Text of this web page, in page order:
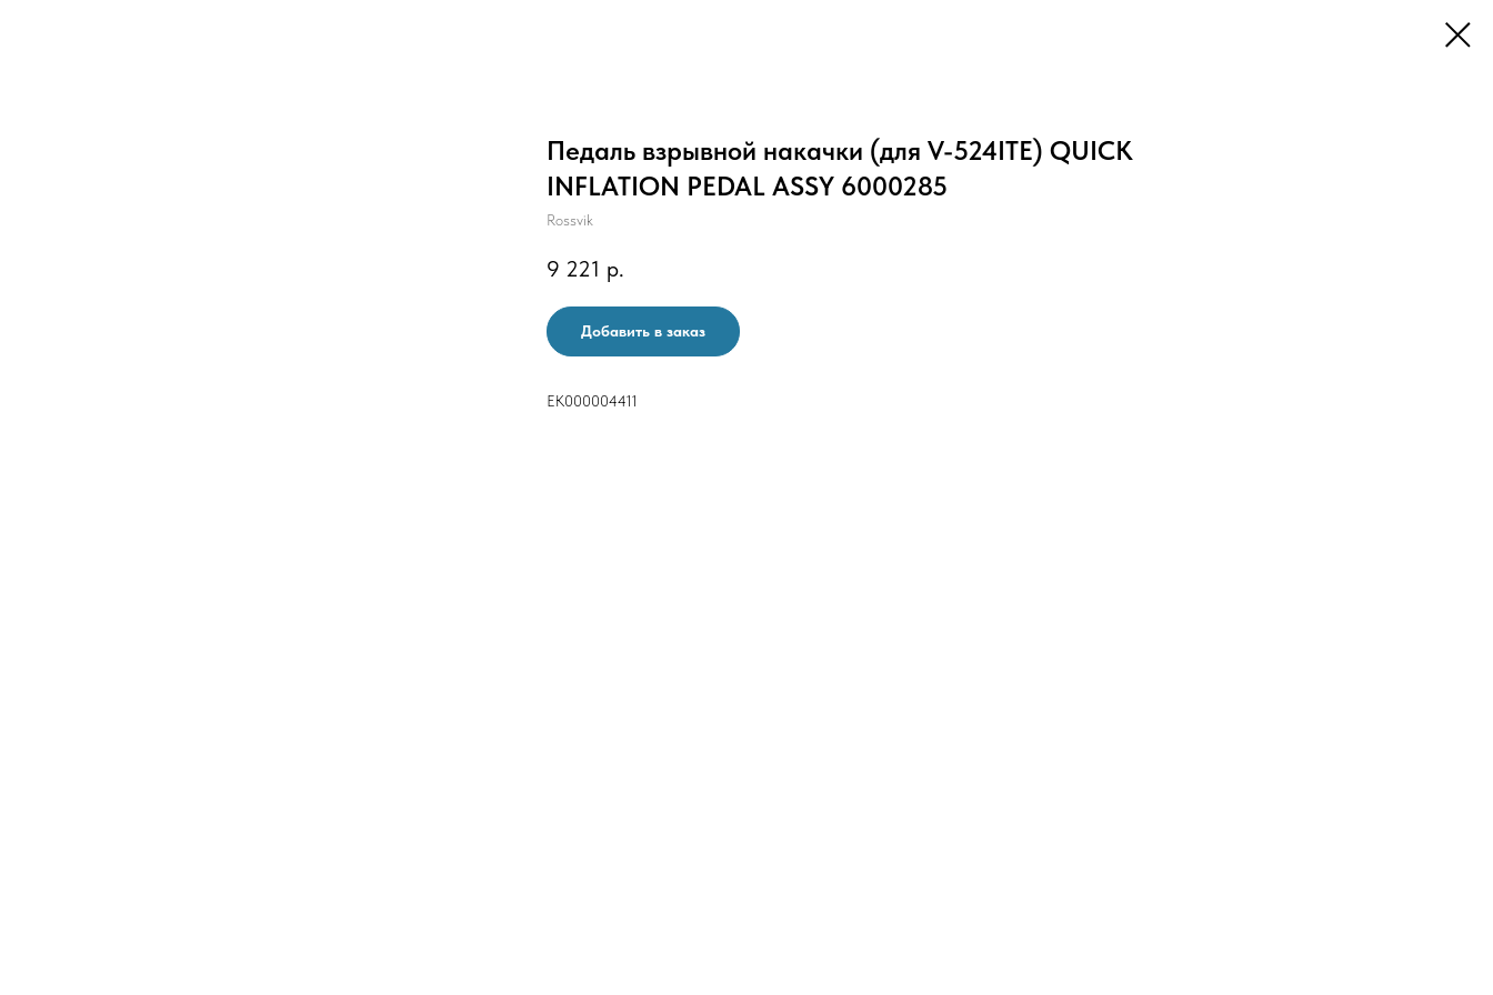
Педаль взрывной накачки (для V-524ITE) QUICK
INFLATION PEDAL ASSY 6000285
Rossvik
9 221 р.
Добавить в заказ
ЕК000004411